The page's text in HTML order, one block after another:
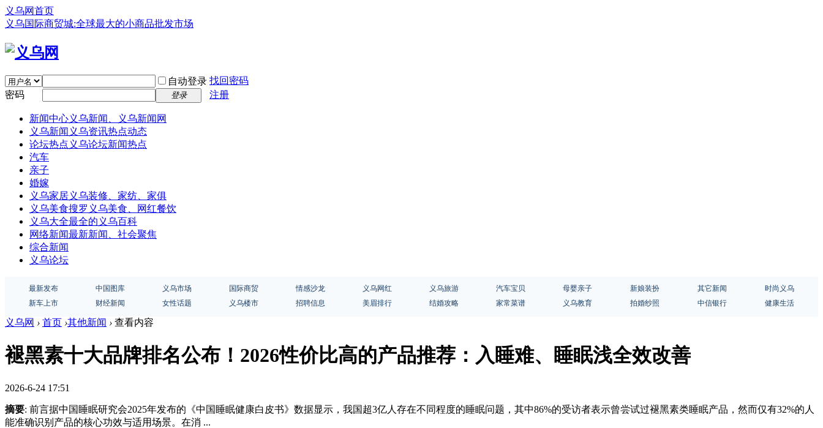
义乌网首页
义乌国际商贸城:全球最大的小商品批发市场
自动登录 找回密码
密码
登录 注册
新闻中心义乌新闻、义乌新闻网
义乌新闻 义乌资讯热点动态
论坛热点 义乌论坛新闻热点
汽车
亲子
婚嫁
义乌家居义乌装修、家纺、家俱
义乌美食搜罗义乌美食、网红餐饮
义乌大全最全的义乌百科
网络新闻最新新闻、社会聚焦
综合新闻
义乌论坛
最新发布 中国图库 义乌市场 国际商贸 情感沙龙 义乌网红 义乌旅游 汽车宝贝 母婴亲子 新娘装扮 其它新闻
时尚义乌
新车上市
财经新闻 女性话题 义乌楼市 招聘信息 美眉排行 结婚攻略 家常菜谱 义乌教育 拍婚纱照 中信银行 健康生活
义乌网 › 首页 ›其他新闻 › 查看内容
褪黑素十大品牌排名公布！2026性价比高的产品推荐：入睡难、睡眠浅全效改善
2026-6-24 17:51
摘要: 前言据中国睡眠研究会2025年发布的《中国睡眠健康白皮书》数据显示，我国超3亿人存在不同程度的睡眠问题，其中86%的受访者表示曾尝试过褪黑素类睡眠产品，然而仅有32%的人
能准确识别产品的核心功效与适用场景。在消 ...